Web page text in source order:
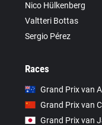
Nico Hülkenberg
Valtteri Bottas
Sergio Pérez
Races
Grand Prix van
Grand Prix van
Grand Prix van